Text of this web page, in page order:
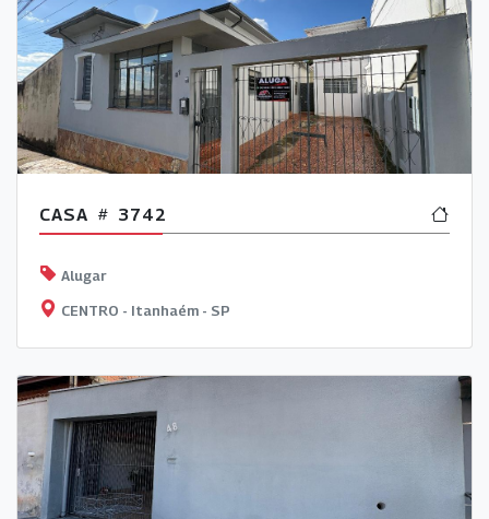
CASA 3742
Alugar
CENTRO - Itanhaém - SP